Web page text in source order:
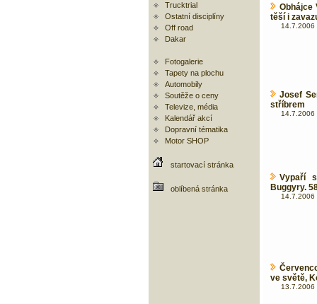
Trucktrial
Ostatní disciplíny
Off road
Dakar
Fotogalerie
Tapety na plochu
Automobily
Soutěže o ceny
Televize, média
Kalendář akcí
Dopravní tématika
Motor SHOP
startovací stránka
oblíbená stránka
Obhájce
těší i
14.7.2006
Josef
stříbrem
14.7.2006
Vypaří
Buggyry.
14.7.2006
ve světě,
13.7.2006